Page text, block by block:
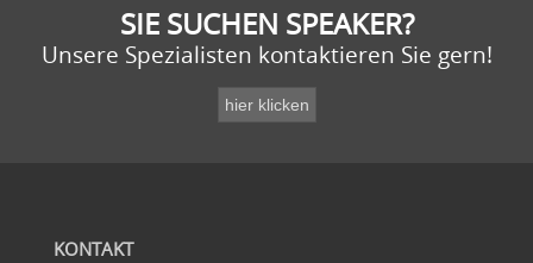
SIE SUCHEN SPEAKER?
Unsere Spezialisten kontaktieren Sie gern!
KONTAKT